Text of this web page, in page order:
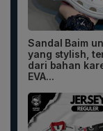
Sandal Baim
yang stylish,
dari bahan
EVA...